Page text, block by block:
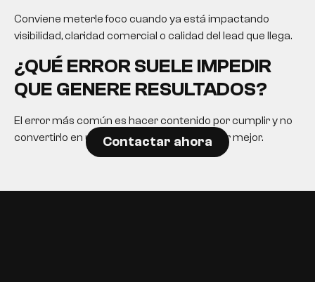
Conviene meterle foco cuando ya está impactando
visibilidad, claridad comercial o calidad del lead que llega.
¿QUÉ ERROR SUELE IMPEDIR
QUE GENERE RESULTADOS?
El error más común es hacer contenido por cumplir y no
convertirlo en una herramienta para decidir mejor.
Contactar ahora